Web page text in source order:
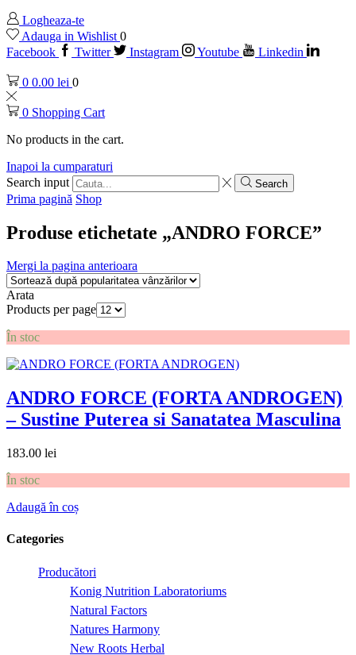
Logheaza-te
Adauga in Wishlist 0
Facebook
Twitter Instagram Youtube Linkedin
0 0.00 lei 0
0 Shopping Cart
No products in the cart.
Inapoi la cumparaturi
Search input
Search
Prima pagină Shop
Produse etichetate „ANDRO FORCE”
Mergi la pagina anterioara
Arata
Products per page
În stoc
ANDRO FORCE (FORTA ANDROGEN)
– Sustine Puterea si Sanatatea Masculina
183.00 lei
În stoc
Adaugă în coș
Categories
Producători
Konig Nutrition Laboratoriums
Natural Factors
Natures Harmony
New Roots Herbal